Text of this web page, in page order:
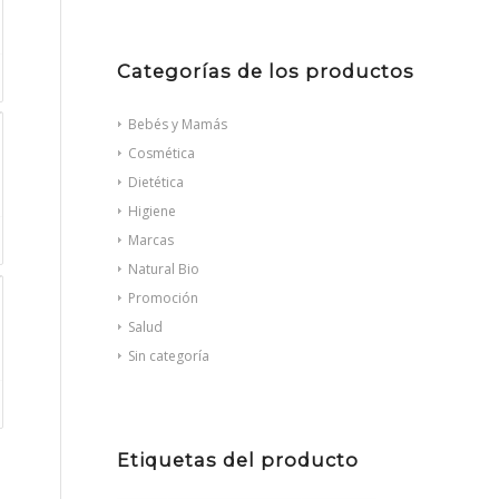
Categorías de los productos
Bebés y Mamás
Cosmética
Dietética
Higiene
Marcas
Natural Bio
Promoción
Salud
Sin categoría
Etiquetas del producto